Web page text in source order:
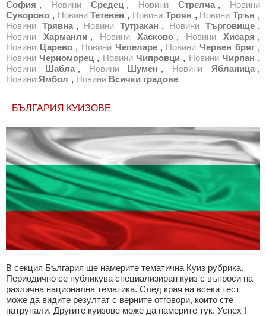
София , Новини Средец , Новини Стрелча , Новини
Суворово , Новини Тетевен , Новини Троян , Новини Трън ,
Новини Трявна , Новини Тутракан , Новини Търговище ,
Новини
Харманли , Новини Хасково , Новини Хисаря ,
Новини Царево , Новини Чепеларе , Новини Червен бряг ,
Новини Черноморец , Новини Чипровци , Новини Чирпан ,
Новини
Шабла , Новини Шумен , Новини Ябланица ,
Новини Ямбол , Новини Всички градове
БЪЛГАРИЯ КУИЗОВЕ
В секция България ще намерите тематична Куиз рубрика.
Периодично се публикува специализиран куиз с въпроси на
различна национална тематика. След края на всеки тест
може да видите резултат с верните отговори, които сте
натрупали. Другите куизове може да намерите тук. Успех !